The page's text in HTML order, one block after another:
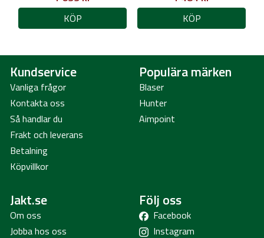
KÖP KÖP
Kundservice
Vanliga frågor
Kontakta oss
Så handlar du
Frakt och leverans
Betalning
Köpvillkor
Populära märken
Blaser
Hunter
Aimpoint
Jakt.se
Om oss
Jobba hos oss
Följ oss
Facebook
Instagram